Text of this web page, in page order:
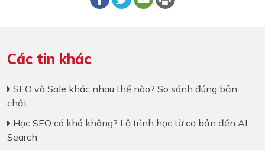
Các tin khác
SEO và Sale khác nhau thế nào? So sánh đúng bản
chất
Học SEO có khó không? Lộ trình học từ cơ bản đến AI
Search